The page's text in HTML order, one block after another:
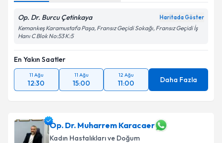
Op. Dr. Burcu Çetinkaya Haritada Göster
Kemankeş Karamustafa Paşa, Fransız Geçidi Sokağı, Fransız Geçidi İş
Hanı C Blok No:53 K:5
En Yakın Saatler
11 Ağu
12:30
11 Ağu
15:00
12 Ağu
11:00 Daha Fazla
Op. Dr. Muharrem Karacaer
Kadın Hastalıkları ve Doğum